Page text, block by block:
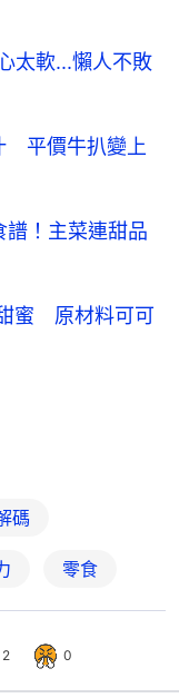
太軟...懶人不敗
平價牛扒變上
譜！主菜連甜品
甜蜜 原材料可可
碼
零食
2 0